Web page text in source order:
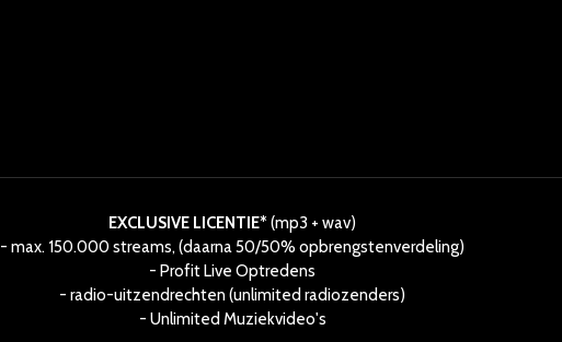
EXCLUSIVE LICENTIE* (mp3 + wav)
- max. 150.000 streams, (daarna 50/50% opbrengstenverdeling)
- Profit Live Optredens
- radio-uitzendrechten (unlimited radiozenders)
- Unlimited Muziekvideo's